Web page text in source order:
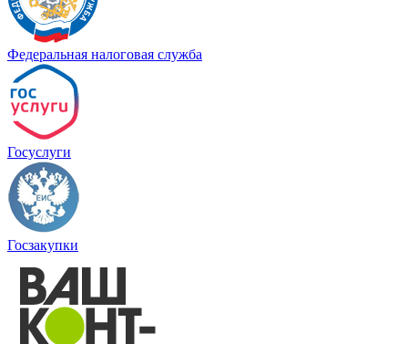
Федеральная налоговая служба
Госуслуги
Госзакупки